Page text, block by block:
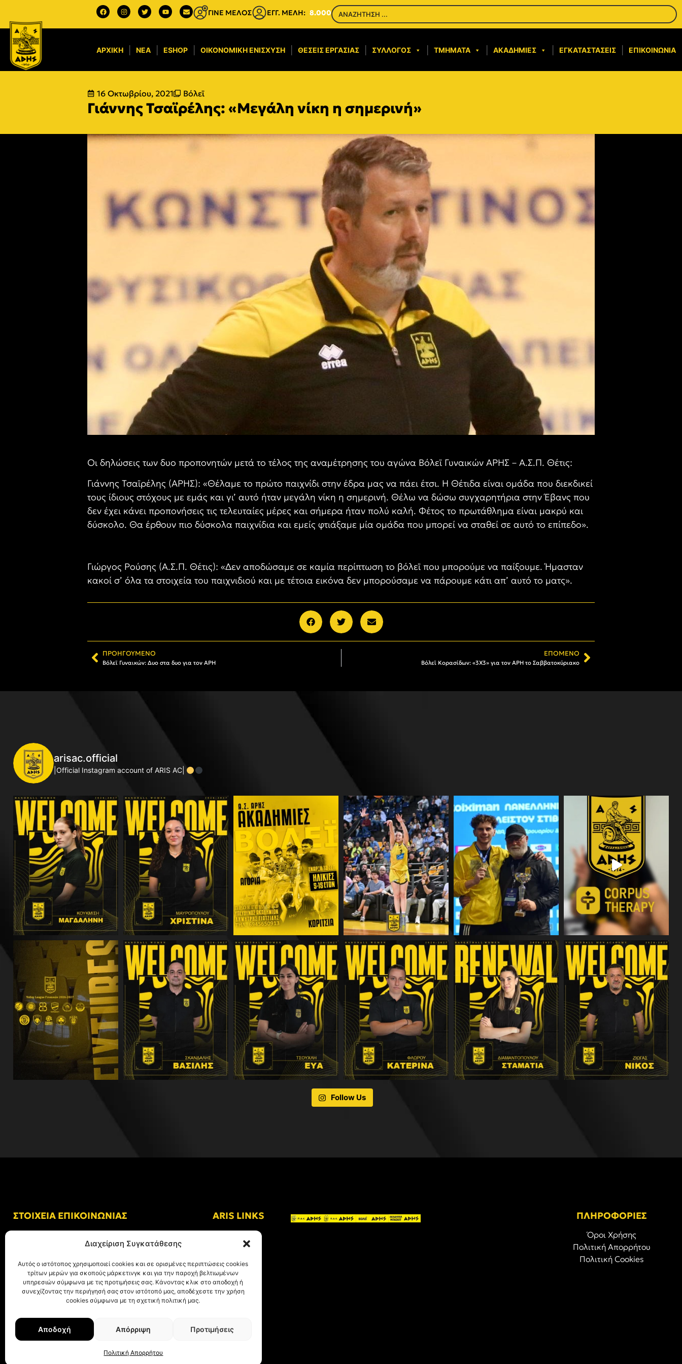
Διαχείριση Συγκατάθεσης
Αυτός ο ιστότοπος χρησιμοποιεί cookies και σε ορισμένες περιπτώσεις cookies
τρίτων μερών για σκοπούς μάρκετινγκ και για την παροχή βελτιωμένων
υπηρεσιών σύμφωνα με τις προτιμήσεις σας. Κάνοντας κλικ στο αποδοχή ή
συνεχίζοντας την περιήγησή σας στον ιστότοπό μας, αποδέχεστε την χρήση
cookies σύμφωνα με τη σχετική πολιτική μας.
Αποδοχή Απόρριψη Προτιμήσεις
Πολιτική Απορρήτου
ΓΙΝΕ ΜΕΛΟΣ ΕΓΓ. ΜΕΛΗ: 8.000
ΑΡΧΙΚΉ ΝΈΑ ESHOP ΟΙΚΟΝΟΜΙΚΉ ΕΝΊΣΧΥΣΗ​ ΘΈΣΕΙΣ ΕΡΓΑΣΊΑΣ ΣΎΛΛΟΓΟΣ ΤΜΉΜΑΤΑ ΑΚΑΔΗΜΊΕΣ ΕΓΚΑΤΑΣΤΆΣΕΙΣ ΕΠΙΚΟΙΝΩΝΊΑ
16 Οκτωβρίου, 2021 Βόλεϊ
Γιάννης Τσαϊρέλης: «Μεγάλη νίκη η σημερινή»
Οι δηλώσεις των δυο προπονητών μετά το τέλος της αναμέτρησης του αγώνα Βόλεϊ Γυναικών ΑΡΗΣ – Α.Σ.Π. Θέτις:
Γιάννης Τσαϊρέλης (ΑΡΗΣ): «Θέλαμε το πρώτο παιχνίδι στην έδρα μας να πάει έτσι. Η Θέτιδα είναι ομάδα που διεκδικεί
τους ίδιους στόχους με εμάς και γι’ αυτό ήταν μεγάλη νίκη η σημερινή. Θέλω να δώσω συγχαρητήρια στην Έβανς που
δεν έχει κάνει προπονήσεις τις τελευταίες μέρες και σήμερα ήταν πολύ καλή. Φέτος το πρωτάθλημα είναι μακρύ και
δύσκολο. Θα έρθουν πιο δύσκολα παιχνίδια και εμείς φτιάξαμε μία ομάδα που μπορεί να σταθεί σε αυτό το επίπεδο».
Γιώργος Ρούσης (Α.Σ.Π. Θέτις): «Δεν αποδώσαμε σε καμία περίπτωση το βόλεϊ που μπορούμε να παίξουμε. Ήμασταν
κακοί σ’ όλα τα στοιχεία του παιχνιδιού και με τέτοια εικόνα δεν μπορούσαμε να πάρουμε κάτι απ’ αυτό το ματς».
ΠΡΟΗΓΟΎΜΕΝΟ
Βόλεϊ Γυναικών: Δυο στα δυο για τον ΑΡΗ
ΕΠΌΜΕΝΟ
Βόλεϊ Κορασίδων: «3Χ3» για τον ΑΡΗ το Σαββατοκύριακο
arisac.official
|Official Instagram account of ARIS AC|
Follow Us
ΣΤΟΙΧΕΙΑ ΕΠΙΚΟΙΝΩΝΙΑΣ
Αλκμήνης 69, Χαριλάου
Τ.Κ. 54249 Θεσσαλονίκη
Tηλ. Επικοινωνίας:+30 (2310) 305 402
E-mail: info@aris.gr
ARIS LINKS ΠΛΗΡΟΦΟΡΙΕΣ
Όροι Χρήσης
Πολιτική Απορρήτου
Πολιτική Cookies
© ΑΡΗΣ Α.Σ. All rights reserved.